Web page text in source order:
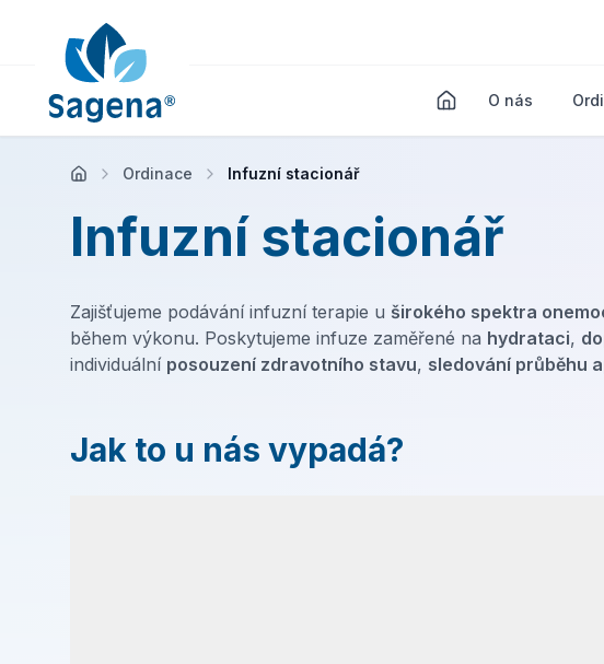
O nás
Ordinace Infuzní stacionář
Infuzní stacionář
Zajišťujeme podávání infuzní terapie u širokého spektra
během výkonu. Poskytujeme infuze zaměřené na hydrataci,
individuální posouzení zdravotního stavu, sledování průběhu
Jak to u nás vypadá?